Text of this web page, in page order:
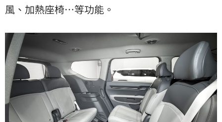
風、加熱座椅…等功能。